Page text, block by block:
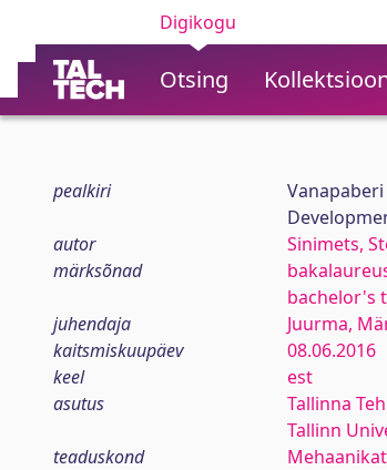
Digikogu
Otsing
pealkiri
autor
Sinimets,
märksõnad
bachelor's
juhendaja
Juurma,
kaitsmiskuupäev
08.06.2016
keel
est
asutus
Tallinna
Tallinn
teaduskond